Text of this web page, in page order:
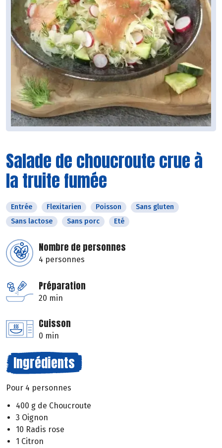
Salade de choucroute crue à
la truite fumée
Entrée Flexitarien Poisson
Sans gluten
Sans lactose
Sans porc Eté
Nombre de personnes
4 personnes
Préparation
20 min
Cuisson
0 min
Ingrédients
Pour 4 personnes
400 g de Choucroute
3 Oignon
10 Radis rose
1 Citron